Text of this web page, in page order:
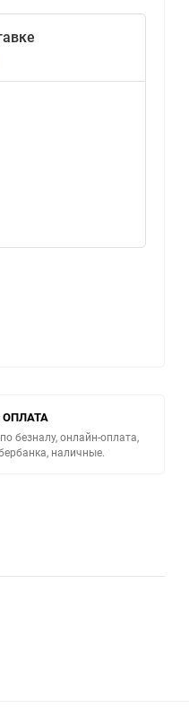
безналу, онлайн-оплата,
наличные.